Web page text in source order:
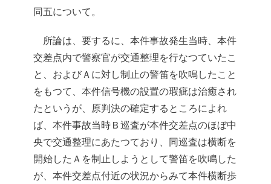
同五について。
所論は、要するに、本件事故発生当時、本件
交差点内で警察官が交通整理を行なつていたこ
と、およびＡに対し制止の警笛を吹鳴したこと
をもつて、本件信号機の設置の瑕疵は治癒され
たというが、原判決の確定するところによれ
ば、本件事故当時Ｂ巡査が本件交差点のほぼ中
央で交通整理にあたつており、同巡査は横断を
開始したＡを制止しようとして警笛を吹鳴した
が、本件交差点付近の状況からみて本件横断歩